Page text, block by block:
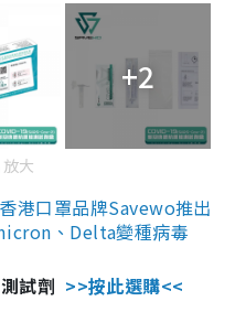
+2
大
港口罩品牌Savewo推出
、Delta變種病毒
試劑 >>按此選購<<